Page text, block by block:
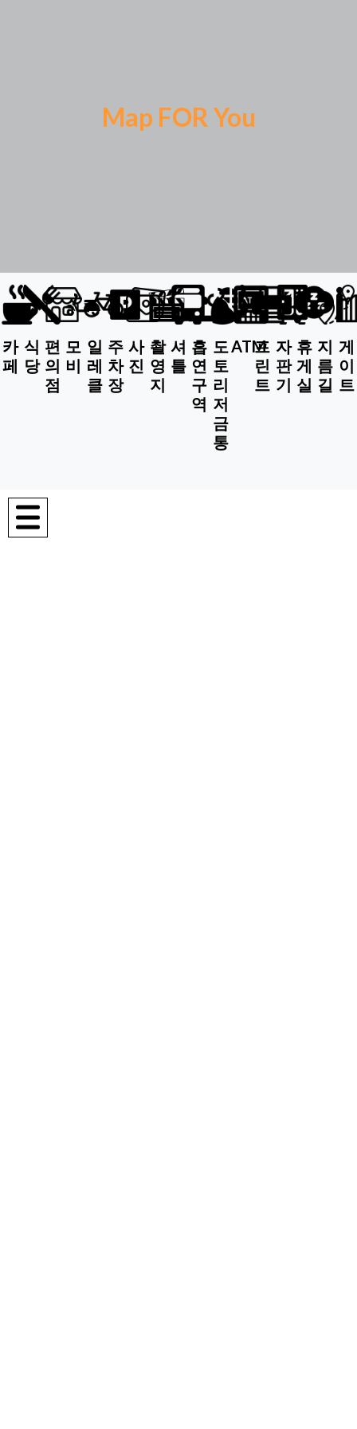
Map FOR You
카
페
식
당
편
의
점
모
비
일
레
클
주
차
장
사
진
촬
영
지
셔
틀
흡
연
구
역
도
토
리
저
금
통
ATM
프
린
트
자
판
기
휴
게
실
지
름
길
게
이
트